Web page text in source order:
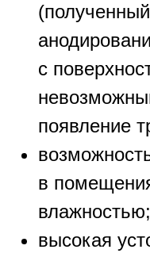
с
появление
в
влажностью;
высокая